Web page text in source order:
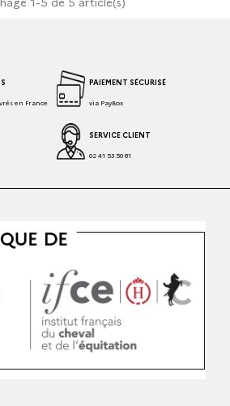
en France
PAIEMENT SÉCURISÉ
via PayBox
SERVICE CLIENT
02 41 53 50 81